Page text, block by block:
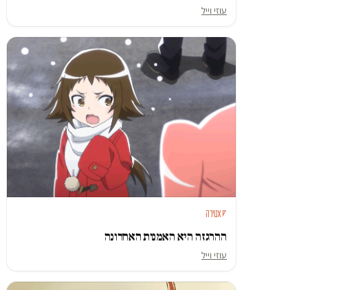
עוזי וייל
סאטירה
ההרגזה היא האמנות האחרונה
עוזי וייל